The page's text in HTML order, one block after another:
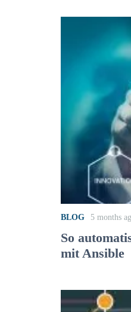
BLOG 5 months
So
mit Ansible